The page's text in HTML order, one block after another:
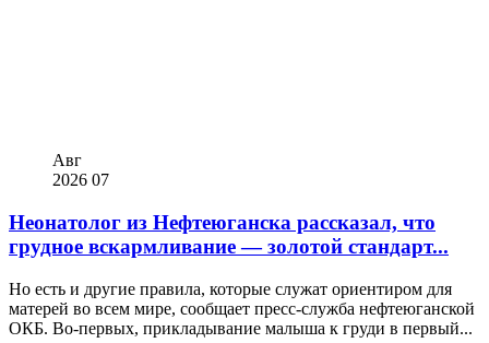
Авг
2026 07
Неонатолог из Нефтеюганска рассказал, что
грудное вскармливание — золотой стандарт...
Но есть и другие правила, которые служат ориентиром для
матерей во всем мире, сообщает пресс-служба нефтеюганской
ОКБ. Во-первых, прикладывание малыша к груди в первый...